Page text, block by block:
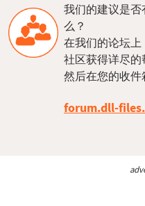
我们的建议是
么？
在我们的论坛
社区获得详尽的
然后在您的收件
forum.dll-